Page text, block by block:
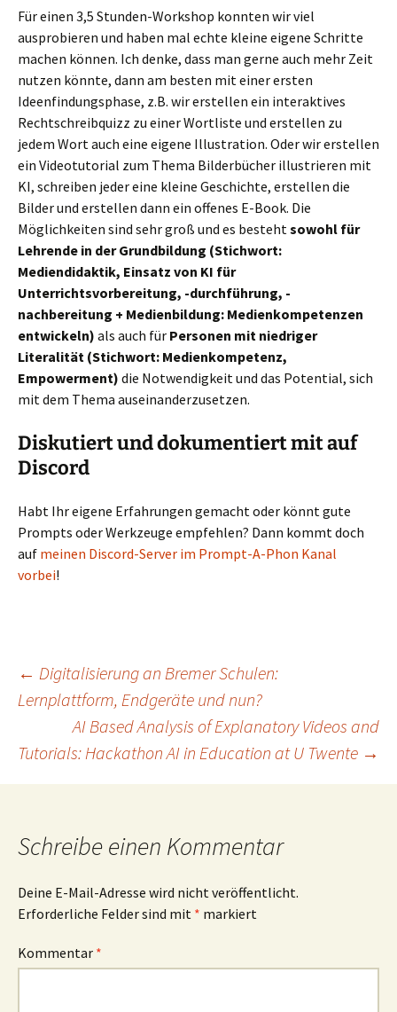
Für einen 3,5 Stunden-Workshop konnten wir viel
ausprobieren und haben mal echte kleine eigene Schritte
machen können. Ich denke, dass man gerne auch mehr Zeit
nutzen könnte, dann am besten mit einer ersten
Ideenfindungsphase, z.B. wir erstellen ein interaktives
Rechtschreibquizz zu einer Wortliste und erstellen zu
jedem Wort auch eine eigene Illustration. Oder wir erstellen
ein Videotutorial zum Thema Bilderbücher illustrieren mit
KI, schreiben jeder eine kleine Geschichte, erstellen die
Bilder und erstellen dann ein offenes E-Book. Die
Möglichkeiten sind sehr groß und es bestehtsowohl für
Lehrende in der Grundbildung (Stichwort:
Mediendidaktik, Einsatz von KI für
Unterrichtsvorbereitung, -durchführung, -
nachbereitung + Medienbildung: Medienkompetenzen
entwickeln) als auch für Personen mit niedriger
Literalität (Stichwort: Medienkompetenz,
Empowerment) die Notwendigkeit und das Potential, sich
mit dem Thema auseinanderzusetzen.
Diskutiert und dokumentiert mit auf
Discord
Habt Ihr eigene Erfahrungen gemacht oder könnt gute
Prompts oder Werkzeuge empfehlen? Dann kommt doch
auf meinen Discord-Server im Prompt-A-Phon Kanal
vorbei!
Beitragsnavigation
← Digitalisierung an Bremer Schulen:
Lernplattform, Endgeräte und nun?
AI Based Analysis of Explanatory Videos and
Tutorials: Hackathon AI in Education at U Twente →
Schreibe einen Kommentar
Deine E-Mail-Adresse wird nicht veröffentlicht.
Erforderliche Felder sind mit * markiert
Kommentar *